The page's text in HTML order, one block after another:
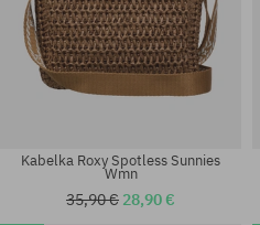
Kabelka Roxy Spotless Sunnies
Wmn
35,90 € 28,90 €